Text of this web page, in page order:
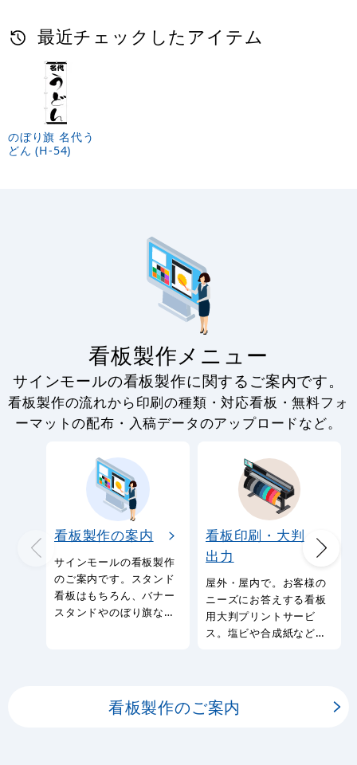
最近チェックしたアイテム
のぼり旗 名代う
どん (H-54)
看板製作メニュー
サインモールの看板製作に関するご案内です。
看板製作の流れから印刷の種類・対応看板・無料フォ
ーマットの配布・入稿データのアップロードなど。
看板製作の案内
サインモールの看板製作
のご案内です。スタンド
看板はもちろん、バナー
スタンドやのぼり旗など
看板印刷・大判
出力
屋外・屋内で。お客様の
ニーズにお答えする看板
用大判プリントサービ
ス。塩ビや合成紙など看
看板製作のご案内